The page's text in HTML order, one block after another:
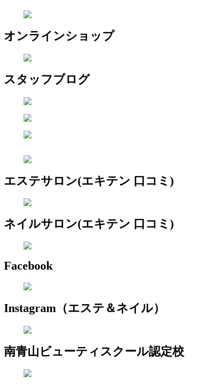
オンラインショップ
スタッフブログ
エステサロン(エキテン 口コミ)
ネイルサロン(エキテン 口コミ)
Facebook
Instagram（エステ＆ネイル）
南青山ビューティスクール認定校